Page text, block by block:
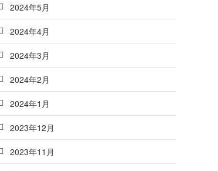
2024年5月
2024年4月
2024年3月
2024年2月
2024年1月
2023年12月
2023年11月